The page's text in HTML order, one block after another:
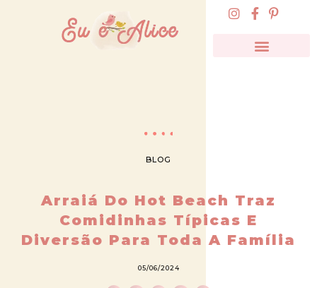
BLOG
Arraiá Do Hot Beach Traz
Comidinhas Típicas E
Diversão Para Toda A Família
05/06/2024